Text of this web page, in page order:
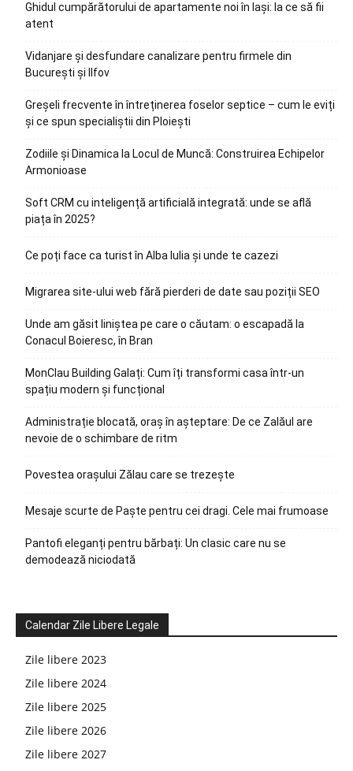
Ghidul cumpărătorului de apartamente noi în Iași: la ce să fii
atent
Vidanjare și desfundare canalizare pentru firmele din
București și Ilfov
Greșeli frecvente în întreținerea foselor septice – cum le eviți
și ce spun specialiștii din Ploiești
Zodiile și Dinamica la Locul de Muncă: Construirea Echipelor
Armonioase
Soft CRM cu inteligență artificială integrată: unde se află
piața în 2025?
Ce poți face ca turist în Alba Iulia și unde te cazezi
Migrarea site-ului web fără pierderi de date sau poziții SEO
Unde am găsit liniștea pe care o căutam: o escapadă la
Conacul Boieresc, în Bran
MonClau Building Galați: Cum îți transformi casa într-un
spațiu modern și funcțional
Administrație blocată, oraș în așteptare: De ce Zalăul are
nevoie de o schimbare de ritm
Povestea orașului Zălau care se trezește
Mesaje scurte de Paște pentru cei dragi. Cele mai frumoase
Pantofi eleganți pentru bărbați: Un clasic care nu se
demodează niciodată
Calendar Zile Libere Legale
Zile libere 2023
Zile libere 2024
Zile libere 2025
Zile libere 2026
Zile libere 2027